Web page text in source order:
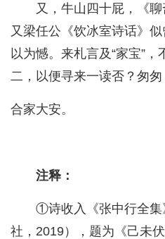
又，牛山四十屁，《
又梁任公《饮冰室诗话》
以为憾。来札言及“家宝”
二，以便寻来一读否？匆
合家大安。
注释：
①诗收入《张中行全集
社，2019），题为《己未